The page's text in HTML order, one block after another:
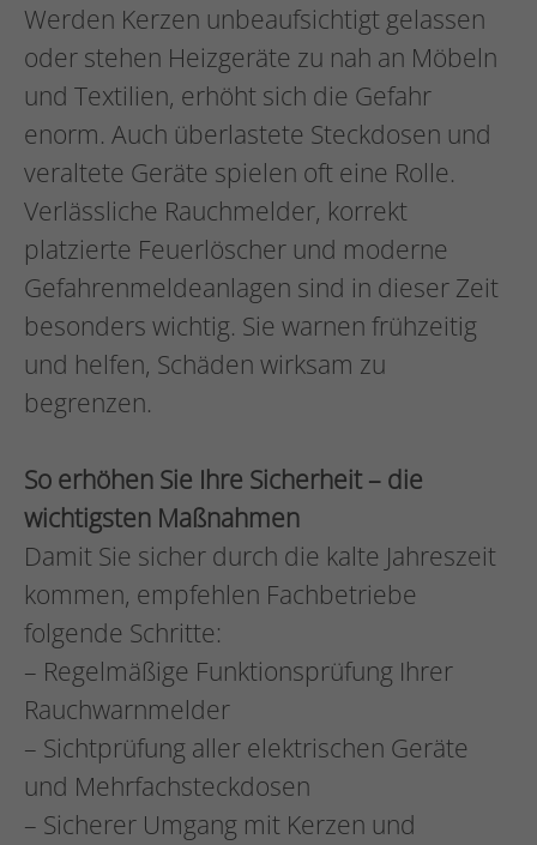
Werden Kerzen unbeaufsichtigt gelassen
oder stehen Heizgeräte zu nah an Möbeln
und Textilien, erhöht sich die Gefahr
enorm. Auch überlastete Steckdosen und
veraltete Geräte spielen oft eine Rolle.
Verlässliche Rauchmelder, korrekt
platzierte Feuerlöscher und moderne
Gefahrenmeldeanlagen sind in dieser Zeit
besonders wichtig. Sie warnen frühzeitig
und helfen, Schäden wirksam zu
begrenzen.
So erhöhen Sie Ihre Sicherheit – die
wichtigsten Maßnahmen
Damit Sie sicher durch die kalte Jahreszeit
kommen, empfehlen Fachbetriebe
folgende Schritte:
– Regelmäßige Funktionsprüfung Ihrer
Rauchwarnmelder
– Sichtprüfung aller elektrischen Geräte
und Mehrfachsteckdosen
– Sicherer Umgang mit Kerzen und